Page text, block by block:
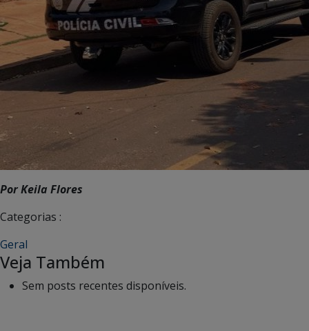
Por Keila Flores
Categorias :
Geral
Veja Também
Sem posts recentes disponíveis.